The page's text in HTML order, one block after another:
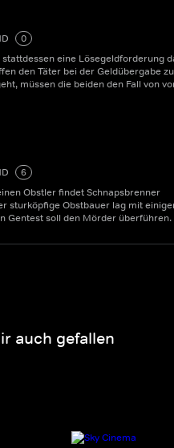
0
stattdessen eine Lösegeldforderung
den Täter bei der Geldübergabe zu
müssen die beiden den Fall von
6
Obstler findet Schnapsbrenner
sturköpfige Obstbauer lag mit
Gentest soll den Mörder überführen.
auch gefallen